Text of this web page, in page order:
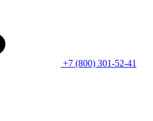
+7 (800) 301-52-41